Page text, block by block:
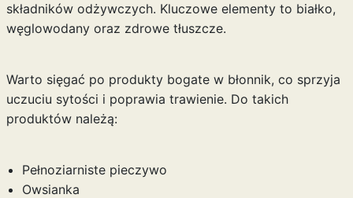
składników odżywczych. Kluczowe elementy to białko,
węglowodany oraz zdrowe tłuszcze.
Warto sięgać po produkty bogate w błonnik, co sprzyja
uczuciu sytości i poprawia trawienie. Do takich
produktów należą:
Pełnoziarniste pieczywo
Owsianka